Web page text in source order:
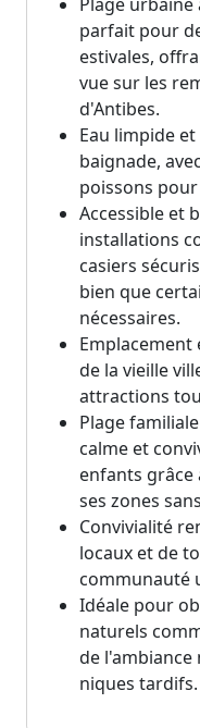
parfait pour
estivales,
vue sur les
d'Antibes.
Eau limpide
baignade,
poissons
Accessible et
installations
casiers
bien que
nécessaires.
de la vieille
attractions
Plage
calme et
enfants grâce
ses zones
Convivialité
locaux et de
communauté
Idéale pour
naturels
de
niques tardifs.